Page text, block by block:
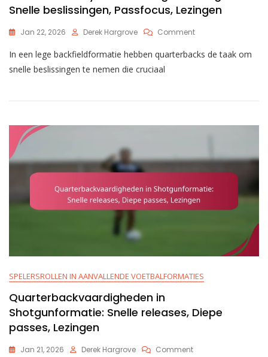
Snelle beslissingen, Passfocus, Lezingen
Jan 22, 2026 Derek Hargrove CommentOn
Dynamiek
Snelle
In een lege backfieldformatie hebben quarterbacks de taak om
snelle beslissingen te nemen die cruciaal
SPELERSROLLEN IN AANVALLENDE VOETBALFORMATIES
Quarterbackvaardigheden in
Shotgunformatie: Snelle releases, Diepe
passes, Lezingen
Jan 21, 2026 Derek Hargrove CommentOn